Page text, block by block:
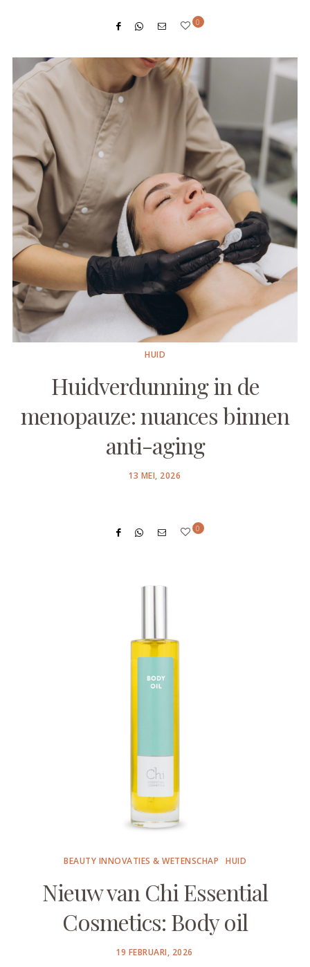
0
HUID
Huidverdunning in de
menopauze: nuances binnen
anti-aging
POSTED
13 MEI, 2026
0
BEAUTY INNOVATIES & WETENSCHAP HUID
Nieuw van Chi Essential
Cosmetics: Body oil
POSTED
19 FEBRUARI, 2026